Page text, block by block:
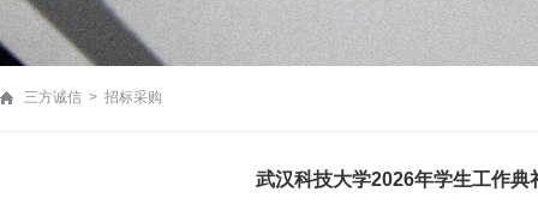
三方诚信 > 招标采购
武汉科技大学2026年学生工作